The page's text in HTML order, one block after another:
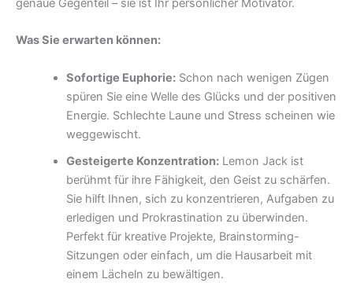
genaue Gegenteil – sie ist Ihr persönlicher Motivator.
Was Sie erwarten können:
Sofortige Euphorie:Schon nach wenigen Zügen
spüren Sie eine Welle des Glücks und der positiven
Energie. Schlechte Laune und Stress scheinen wie
weggewischt.
Gesteigerte Konzentration:Lemon Jack ist
berühmt für ihre Fähigkeit, den Geist zu schärfen.
Sie hilft Ihnen, sich zu konzentrieren, Aufgaben zu
erledigen und Prokrastination zu überwinden.
Perfekt für kreative Projekte, Brainstorming-
Sitzungen oder einfach, um die Hausarbeit mit
einem Lächeln zu bewältigen.